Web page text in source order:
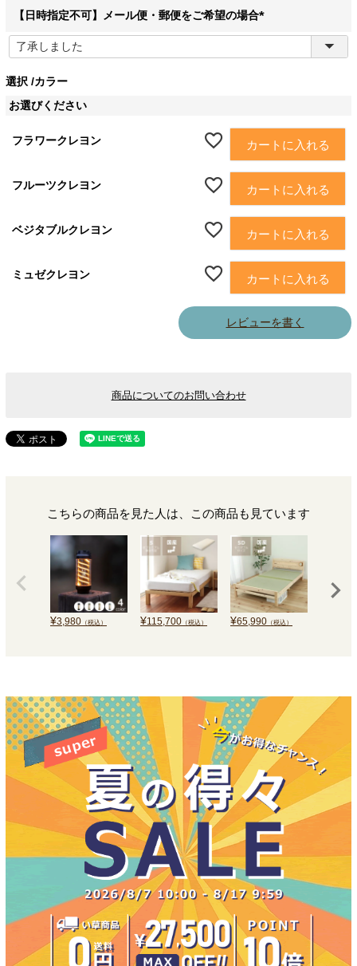
【日時指定不可】メール便・郵便をご希望の場合
(
選択
カラー
お選びください
フラワークレヨン カートに入れる
フルーツクレヨン カートに入れる
ベジタブルクレヨン カートに入れる
ミュゼクレヨン カートに入れる
レビューを書く
商品についてのお問い合わせ
こちらの商品を見た人は、この商品も見ています
¥3,980 （税込） ¥115,700 （税込） ¥65,990 （税込）